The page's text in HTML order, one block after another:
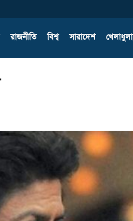
রাজনীতি বিশ্ব সারাদেশ খেলাধুলা